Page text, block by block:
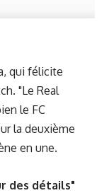
qui félicite
"Le Real
le FC
la deuxième
en une.
des détails"